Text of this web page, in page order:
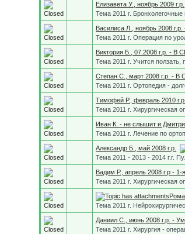
Елизавета У., ноябрь 2009 г.р.
Тема 2011 г.
Василиса Л., ноябрь 2008
Тема 2011 г. Операция по
Виктория Б., 07.2008 г.р. - В
Тема 2011 г. Учится ползать,
Степан С., март 2008 г.р. - В
Тема 2011 г. Ортопедия -
Тимофей Р., февраль 2010
Тема 2011 г. Хирургическая
Иван К. - не слышит и
Тема 2011 г. Лечение по
Александр Б., май 2008 г.р.
Тема 2011 - 2013 - 2014 г.г.
Вадим Р., апрель 2008 г.р - 1-
Тема 2011 г. Хирургическая
Тема 2011 г.
Даниил С., июнь 2008 г.р. -
Тема 2011 г. Хирургия -